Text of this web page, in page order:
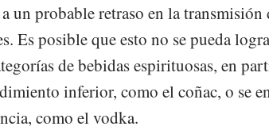
un probable retraso en la transmisión
Es posible que esto no se pueda
de bebidas espirituosas, en
inferior, como el coñac, o se
como el vodka.